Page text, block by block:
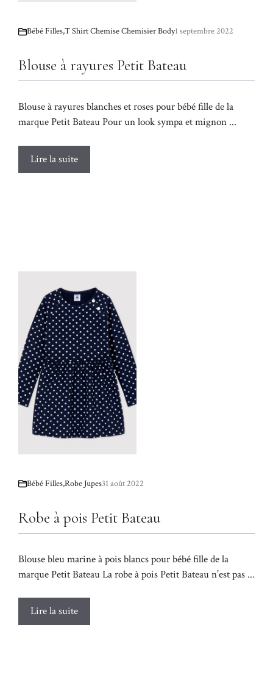
Bébé Filles,T Shirt Chemise Chemisier Body1 septembre 2022
Blouse à rayures Petit Bateau
Blouse à rayures blanches et roses pour bébé fille de la
marque Petit Bateau Pour un look sympa et mignon ...
Lire la suite
Bébé Filles,Robe Jupes31 août 2022
Robe à pois Petit Bateau
Blouse bleu marine à pois blancs pour bébé fille de la
marque Petit Bateau La robe à pois Petit Bateau n’est pas ...
Lire la suite